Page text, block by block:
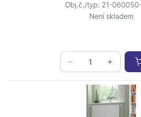
Obj.č./typ: 21-
Není skladem